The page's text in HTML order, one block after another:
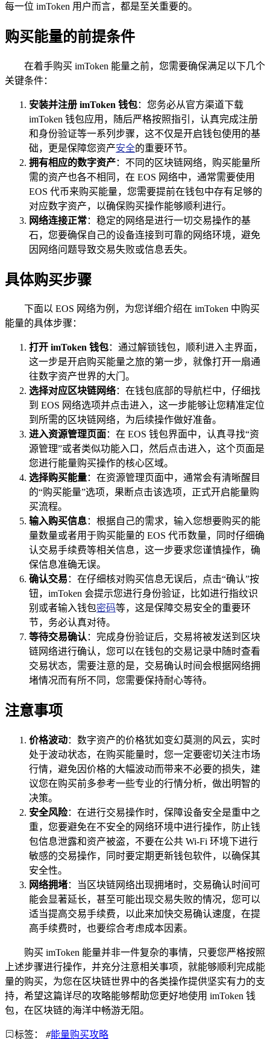
每一位 imToken 用户而言，都是至关重要的。
购买能量的前提条件
在着手购买 imToken 能量之前，您需要确保满足以下几个
关键条件：
安装并注册 imToken 钱包：您务必从官方渠道下载
imToken 钱包应用，随后严格按照指引，认真完成注册
和身份验证等一系列步骤，这不仅是开启钱包使用的基
础，更是保障您资产安全的重要环节。
拥有相应的数字资产：不同的区块链网络，购买能量所
需的资产也各不相同，在 EOS 网络中，通常需要使用
EOS 代币来购买能量，您需要提前在钱包中存有足够的
对应数字资产，以确保购买操作能够顺利进行。
网络连接正常：稳定的网络是进行一切交易操作的基
石，您要确保自己的设备连接到可靠的网络环境，避免
因网络问题导致交易失败或信息丢失。
具体购买步骤
下面以 EOS 网络为例，为您详细介绍在 imToken 中购买
能量的具体步骤：
打开 imToken 钱包：通过解锁钱包，顺利进入主界面，
这一步是开启购买能量之旅的第一步，就像打开一扇通
往数字资产世界的大门。
选择对应区块链网络：在钱包底部的导航栏中，仔细找
到 EOS 网络选项并点击进入，这一步能够让您精准定位
到所需的区块链网络，为后续操作做好准备。
进入资源管理页面：在 EOS 钱包界面中，认真寻找“资
源管理”或者类似功能入口，然后点击进入，这个页面是
您进行能量购买操作的核心区域。
选择购买能量：在资源管理页面中，通常会有清晰醒目
的“购买能量”选项，果断点击该选项，正式开启能量购
买流程。
输入购买信息：根据自己的需求，输入您想要购买的能
量数量或者用于购买能量的 EOS 代币数量，同时仔细确
认交易手续费等相关信息，这一步要求您谨慎操作，确
保信息准确无误。
确认交易 ：在仔细核对购买信息无误后，点击“确认”按
钮，imToken 会提示您进行身份验证，比如进行指纹识
别或者输入钱包密码等，这是保障交易安全的重要环
节，务必认真对待。
等待交易确认：完成身份验证后，交易将被发送到区块
链网络进行确认，您可以在钱包的交易记录中随时查看
交易状态，需要注意的是，交易确认时间会根据网络拥
堵情况而有所不同，您需要保持耐心等待。
注意事项
价格波动：数字资产的价格犹如变幻莫测的风云，实时
处于波动状态，在购买能量时，您一定要密切关注市场
行情，避免因价格的大幅波动而带来不必要的损失，建
议您在购买前多参考一些专业的行情分析，做出明智的
决策。
安全风险：在进行交易操作时，保障设备安全是重中之
重，您要避免在不安全的网络环境中进行操作，防止钱
包信息泄露和资产被盗，不要在公共 Wi-Fi 环境下进行
敏感的交易操作，同时要定期更新钱包软件，以确保其
安全性。
网络拥堵：当区块链网络出现拥堵时，交易确认时间可
能会显著延长，甚至可能出现交易失败的情况，您可以
适当提高交易手续费，以此来加快交易确认速度，在提
高手续费时，也要综合考虑成本因素。
购买 imToken 能量并非一件复杂的事情，只要您严格按照
上述步骤进行操作，并充分注意相关事项，就能够顺利完成能
量的购买，为您在区块链世界中的各类操作提供坚实有力的支
持，希望这篇详尽的攻略能够帮助您更好地使用 imToken 钱
包，在区块链的海洋中畅游无阻。
标签： #能量购买攻略